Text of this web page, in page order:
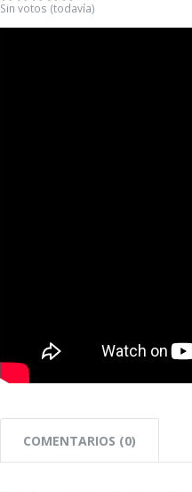
Sin votos (todavía)
COMENTARIOS (0)